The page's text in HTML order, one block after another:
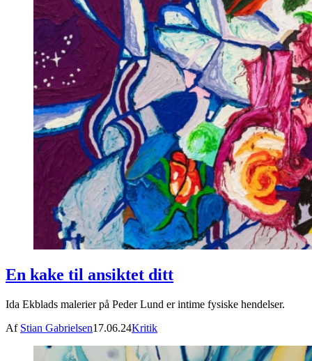
En kake til ansiktet ditt
Ida Ekblads malerier på Peder Lund er intime fysiske hendelser.
Af Stian Gabrielsen17.06.24Kritik